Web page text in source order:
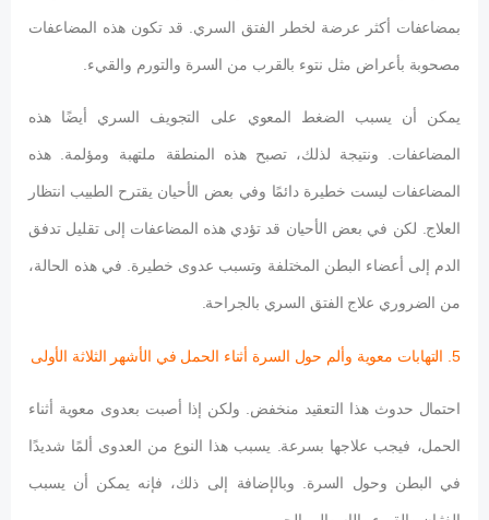
بمضاعفات أكثر عرضة لخطر الفتق السري. قد تكون هذه المضاعفات
مصحوبة بأعراض مثل نتوء بالقرب من السرة والتورم والقيء.
يمكن أن يسبب الضغط المعوي على التجويف السري أيضًا هذه
المضاعفات. ونتيجة لذلك، تصبح هذه المنطقة ملتهبة ومؤلمة. هذه
المضاعفات ليست خطيرة دائمًا وفي بعض الأحيان يقترح الطبيب انتظار
العلاج. لكن في بعض الأحيان قد تؤدي هذه المضاعفات إلى تقليل تدفق
الدم إلى أعضاء البطن المختلفة وتسبب عدوى خطيرة. في هذه الحالة،
من الضروري علاج الفتق السري بالجراحة.
5. التهابات معوية وألم حول السرة أثناء الحمل في الأشهر الثلاثة الأولى
احتمال حدوث هذا التعقيد منخفض. ولكن إذا أصبت بعدوى معوية أثناء
الحمل، فيجب علاجها بسرعة. يسبب هذا النوع من العدوى ألمًا شديدًا
في البطن وحول السرة. وبالإضافة إلى ذلك، فإنه يمكن أن يسبب